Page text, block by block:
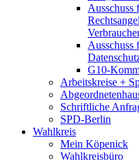
Ausschuss
Ausschuss
G10-
Arbeitskreise +
Schriftliche
SPD-Berlin
Wahlkreis
Mein Köpenick
Wahlkreisbüro